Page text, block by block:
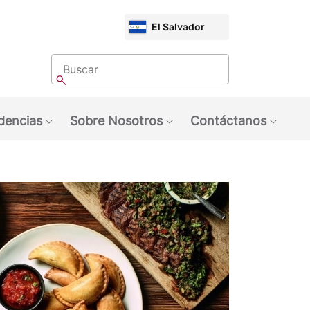
CHOOSE
MARKET
El Salvador
Buscar
Buscar
Sobre Nosotros
Contáctanos